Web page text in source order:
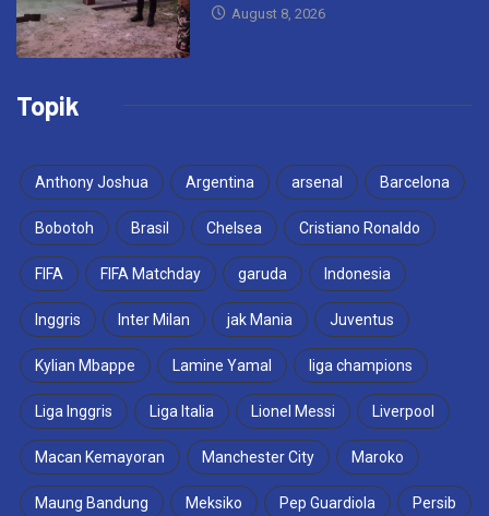
August 8, 2026
Topik
Anthony Joshua Argentina arsenal Barcelona
Bobotoh Brasil Chelsea Cristiano Ronaldo
FIFA FIFA Matchday garuda Indonesia
Inggris Inter Milan jak Mania Juventus
Kylian Mbappe Lamine Yamal liga champions
Liga Inggris Liga Italia Lionel Messi Liverpool
Macan Kemayoran Manchester City Maroko
Maung Bandung Meksiko Pep Guardiola Persib